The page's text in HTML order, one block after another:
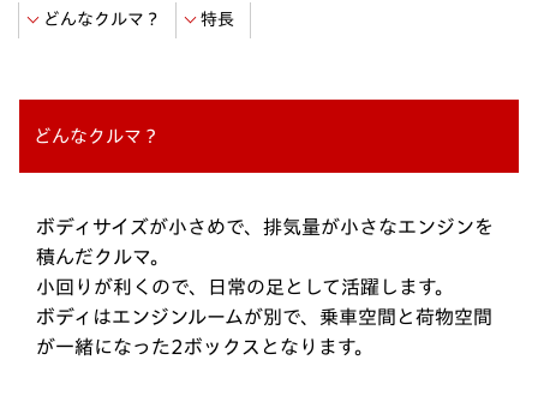
どんなクルマ？ 特長
どんなクルマ？
ボディサイズが小さめで、排気量が小さなエンジンを
積んだクルマ。
小回りが利くので、日常の足として活躍します。
ボディはエンジンルームが別で、乗車空間と荷物空間
が一緒になった2ボックスとなります。